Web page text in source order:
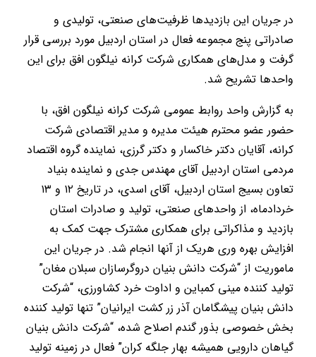
در جریان این بازدیدها ظرفیت‌های صنعتی، تولیدی و
صادراتی پنج مجموعه فعال در استان اردبیل مورد بررسی قرار
گرفت و مدل‌های همکاری شرکت کرانه نیلگون افق برای این
واحدها تشریح شد.
به گزارش واحد روابط عمومی شرکت کرانه نیلگون افق، با
حضور عضو محترم هیئت مدیره و مدیر اقتصادی شرکت
کرانه، آقایان دکتر خاکسار و دکتر گرزی، نماینده گروه اقتصاد
مردمی استان اردبیل آقای مهندس جدی و نماینده بنیاد
تعاون بسیج استان اردبیل، آقای اسدی، در تاریخ ۱۲ و ۱۳
خردادماه، از واحدهای صنعتی، تولید و صادرات استان
بازدید و مذاکراتی برای همکاری مشترک جهت کمک به
افزایش بهره وری هریک از آنها انجام شد. در جریان این
ماموریت از “شرکت دانش بنیان دروگرسازان سبلان مغان”
تولید کننده مینی کمباین و اداوت خرد کشاورزی، “شرکت
دانش بنیان پیشگامان آذر زر کشت ایرانیان” تنها تولید کننده
بخش خصوصی بذور گندم اصلاح شده، “شرکت دانش بنیان
گیاهان دارویی همیشه بهار جلگه کران” فعال در زمینه تولید